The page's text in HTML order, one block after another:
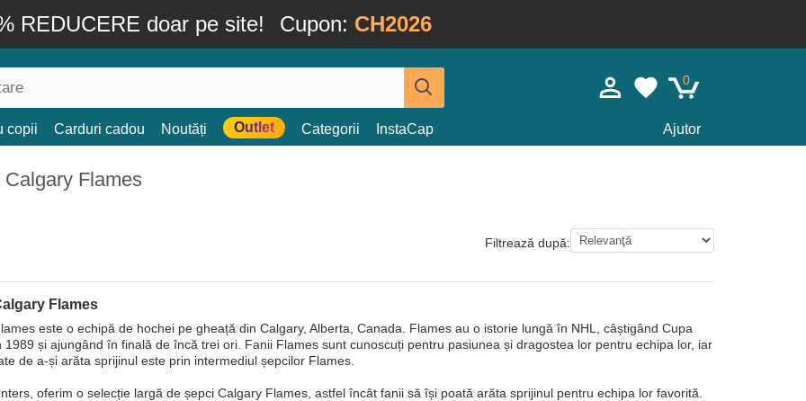
REDUCERE doar pe site! Cupon: CH2026
0
copii Carduri cadou Noutăți Outlet Categorii InstaCap Ajutor
Calgary Flames
Filtrează după:
Flames
este o echipă de hochei pe gheață din Calgary, Alberta, Canada. Flames au o istorie lungă în NHL, câștigând Cupa
1989 și ajungând în finală de încă trei ori. Fanii Flames sunt cunoscuți pentru pasiunea și dragostea lor pentru echipa lor, iar
de a-și arăta sprijinul este prin intermediul șepcilor Flames.
oferim o selecție largă de șepci Calgary Flames, astfel încât fanii să își poată arăta sprijinul pentru echipa lor favorită.